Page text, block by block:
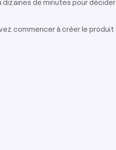
dizaines de minutes pour décider
commencer à créer le produit